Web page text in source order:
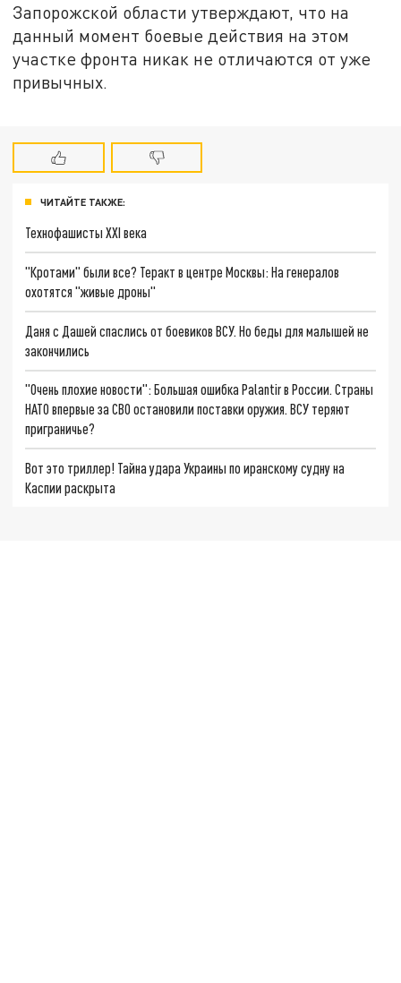
Запорожской области утверждают, что на
данный момент боевые действия на этом
участке фронта никак не отличаются от уже
привычных.
ЧИТАЙТЕ ТАКЖЕ:
Технофашисты XXI века
"Кротами" были все? Теракт в центре Москвы: На генералов
охотятся "живые дроны"
Даня с Дашей спаслись от боевиков ВСУ. Но беды для малышей не
закончились
"Очень плохие новости": Большая ошибка Palantir в России. Страны
НАТО впервые за СВО остановили поставки оружия. ВСУ теряют
приграничье?
Вот это триллер! Тайна удара Украины по иранскому судну на
Каспии раскрыта